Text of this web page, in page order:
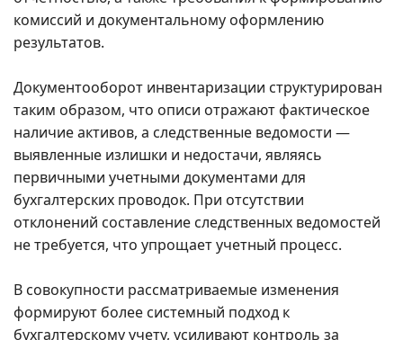
комиссий и документальному оформлению
результатов.
Документооборот инвентаризации структурирован
таким образом, что описи отражают фактическое
наличие активов, а следственные ведомости —
выявленные излишки и недостачи, являясь
первичными учетными документами для
бухгалтерских проводок. При отсутствии
отклонений составление следственных ведомостей
не требуется, что упрощает учетный процесс.
В совокупности рассматриваемые изменения
формируют более системный подход к
бухгалтерскому учету, усиливают контроль за